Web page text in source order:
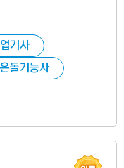
기사
돌기능사